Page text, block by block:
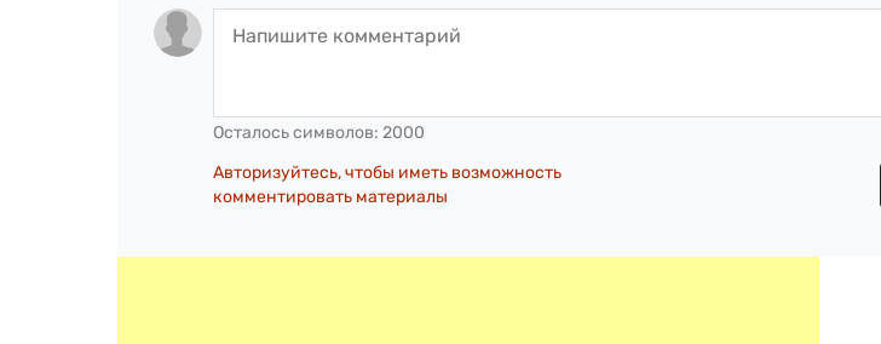
Осталось символов: 2000
Авторизуйтесь, чтобы иметь возможность
комментировать материалы